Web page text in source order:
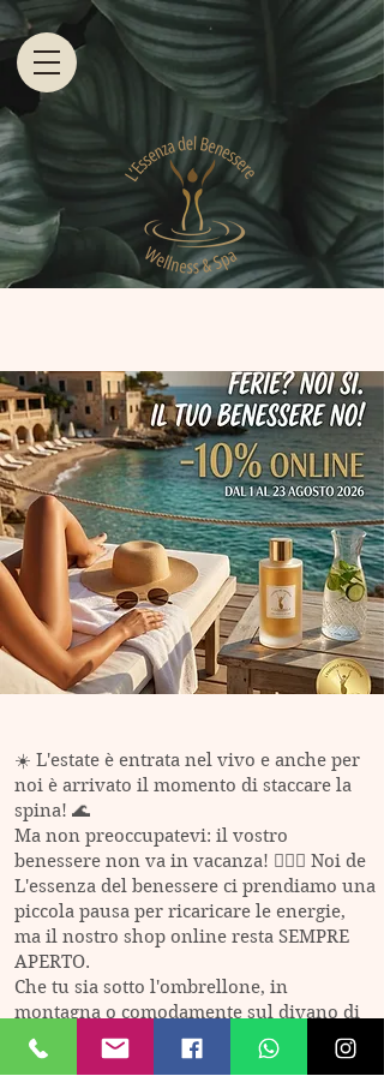
☀️ L'estate è entrata nel vivo e anche per
noi è arrivato il momento di staccare la
spina! 🌊
Ma non preoccupatevi: il vostro
benessere non va in vacanza! 🧘‍♀️✨ Noi de
L'essenza del benessere ci prendiamo una
piccola pausa per ricaricare le energie,
ma il nostro shop online resta SEMPRE
APERTO.
Che tu sia sotto l'ombrellone, in
montagna o comodamente sul divano di
casa, puoi continuare a prenderti cura di
te in totale relax. 🏖️🏠